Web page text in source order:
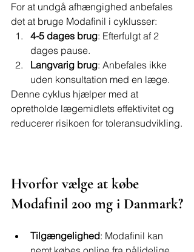
For at undgå afhængighed anbefales
det at bruge Modafinil i cyklusser:
4-5 dages brug: Efterfulgt af 2
dages pause.
Langvarig brug: Anbefales ikke
uden konsultation med en læge.
Denne cyklus hjælper med at
opretholde lægemidlets effektivitet og
reducerer risikoen for toleransudvikling.
Hvorfor vælge at købe
Modafinil 200 mg i Danmark?
Tilgængelighed: Modafinil kan